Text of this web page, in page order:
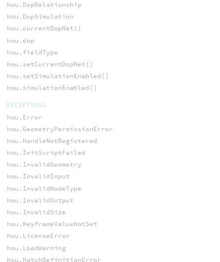
hou.DopRelationship
hou.DopSimulation
hou.currentDopNet()
hou.dop
hou.fieldType
hou.setCurrentDopNet()
hou.setSimulationEnabled()
hou.simulationEnabled()
EXCEPTIONS
hou.Error
hou.GeometryPermissionError
hou.HandleNotRegistered
hou.InitScriptFailed
hou.InvalidGeometry
hou.InvalidInput
hou.InvalidNodeType
hou.InvalidOutput
hou.InvalidSize
hou.KeyframeValueNotSet
hou.LicenseError
hou.LoadWarning
hou.MatchDefinitionError